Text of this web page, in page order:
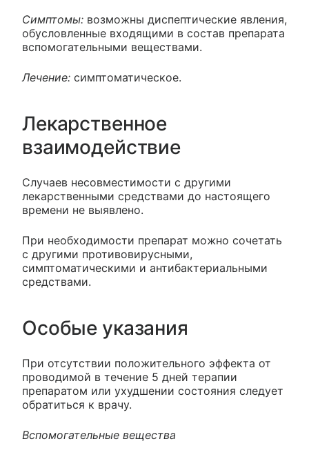
Симптомы: возможны диспептические явления,
обусловленные входящими в состав препарата
вспомогательными веществами.
Лечение: симптоматическое.
Лекарственное
взаимодействие
Случаев несовместимости с другими
лекарственными средствами до настоящего
времени не выявлено.
При необходимости препарат можно сочетать
с другими противовирусными,
симптоматическими и антибактериальными
средствами.
Особые указания
При отсутствии положительного эффекта от
проводимой в течение 5 дней терапии
препаратом или ухудшении состояния следует
обратиться к врачу.
Вспомогательные вещества